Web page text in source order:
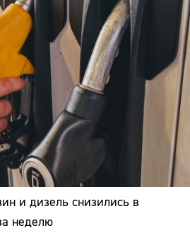
и дизель снизились в
неделю